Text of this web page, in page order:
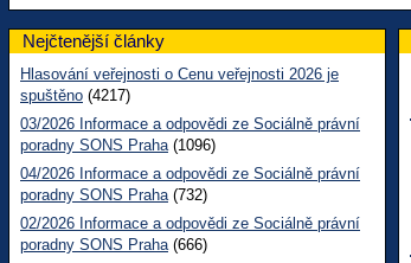
Nejčtenější články
Hlasování veřejnosti o Cenu veřejnosti 2026 je
spuštěno (4217)
03/2026 Informace a odpovědi ze Sociálně právní
poradny SONS Praha (1096)
04/2026 Informace a odpovědi ze Sociálně právní
poradny SONS Praha (732)
02/2026 Informace a odpovědi ze Sociálně právní
poradny SONS Praha (666)